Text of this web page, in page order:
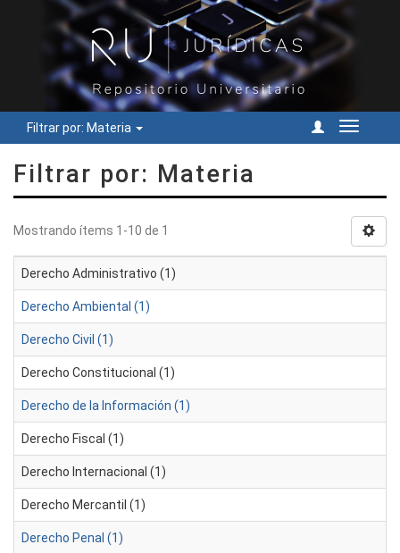
Filtrar por: Materia
Cambiar
Filtrar por: Materia
Mostrando ítems 1-10 de 1
Derecho Administrativo (1)
Derecho Ambiental (1)
Derecho Civil (1)
Derecho Constitucional (1)
Derecho de la Información (1)
Derecho Fiscal (1)
Derecho Internacional (1)
Derecho Mercantil (1)
Derecho Penal (1)